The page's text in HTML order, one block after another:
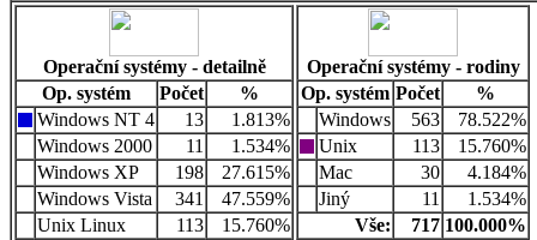
Operační systémy - detailně
Op. systém
Počet
%
Windows NT 4
13
1.813%
Windows 2000
11
1.534%
Windows XP
198
27.615%
Windows Vista
341
47.559%
Unix Linux
113
15.760%
Operační systémy - rodiny
Op. systém Počet
%
Windows
563
78.522%
Unix
113
15.760%
Mac
30
4.184%
Jiný
11
1.534%
Vše:
717 100.000%